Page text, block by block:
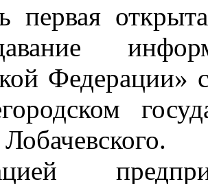
первая
Федерации»